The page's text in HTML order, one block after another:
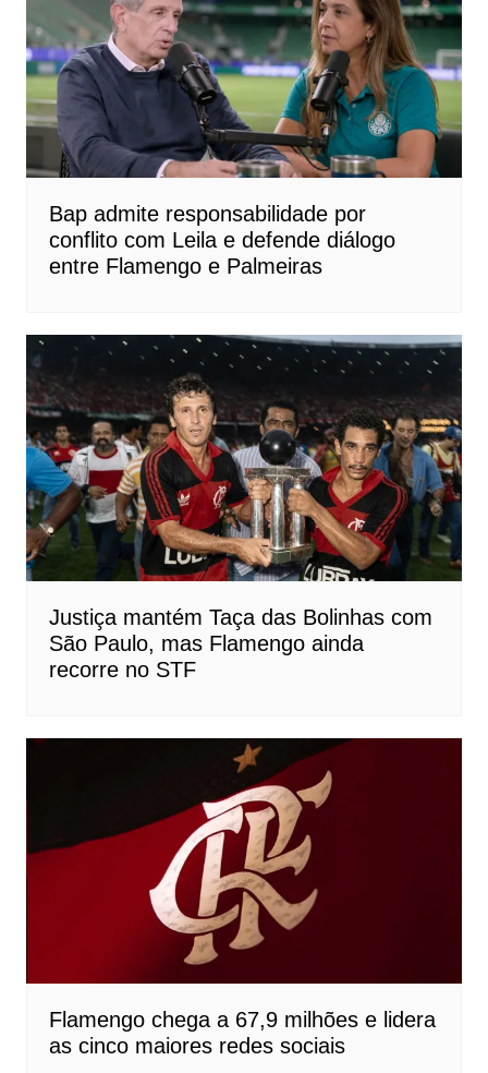
Bap admite responsabilidade por
conflito com Leila e defende diálogo
entre Flamengo e Palmeiras
Justiça mantém Taça das Bolinhas com
São Paulo, mas Flamengo ainda
recorre no STF
Flamengo chega a 67,9 milhões e lidera
as cinco maiores redes sociais